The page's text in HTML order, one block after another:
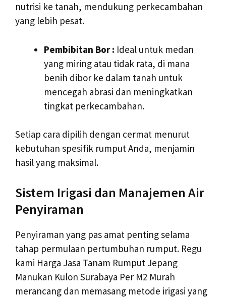
nutrisi ke tanah, mendukung perkecambahan
yang lebih pesat.
Pembibitan Bor : Ideal untuk medan
yang miring atau tidak rata, di mana
benih dibor ke dalam tanah untuk
mencegah abrasi dan meningkatkan
tingkat perkecambahan.
Setiap cara dipilih dengan cermat menurut
kebutuhan spesifik rumput Anda, menjamin
hasil yang maksimal.
Sistem Irigasi dan Manajemen Air
Penyiraman
Penyiraman yang pas amat penting selama
tahap permulaan pertumbuhan rumput. Regu
kami Harga Jasa Tanam Rumput Jepang
Manukan Kulon Surabaya Per M2 Murah
merancang dan memasang metode irigasi yang